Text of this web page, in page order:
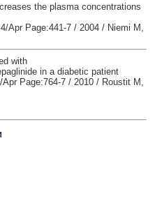
the plasma concentrations
Apr Page:441-7 / 2004 / Niemi M,
with
in a diabetic patient
Page:764-7 / 2010 / Roustit M,